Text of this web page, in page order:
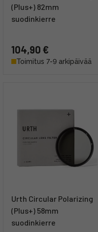
(Plus+) 82mm
suodinkierre
104,90 €
Toimitus 7-9 arkipäivää
Urth Circular Polarizing
(Plus+) 58mm
suodinkierre